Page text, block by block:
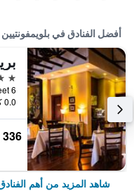
أفضل الفنادق في بلويمفونتيين
5 نجوم
0.0 كيلومتر عن وسط المدينة
336 ﷼
شاهد المزيد من أهم